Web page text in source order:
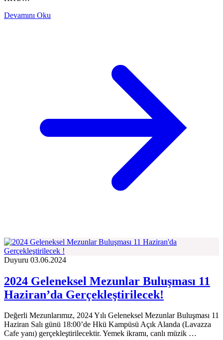
Devamını Oku
Duyuru 03.06.2024
2024 Geleneksel Mezunlar Buluşması 11
Haziran’da Gerçekleştirilecek!
Değerli Mezunlarımız, 2024 Yılı Geleneksel Mezunlar Buluşması 11
Haziran Salı günü 18:00’de Hkü Kampüsü Açık Alanda (Lavazza
Cafe yanı) gerçekleştirilecektir. Yemek ikramı, canlı müzik …